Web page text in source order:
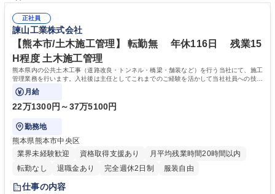
正社員
諫山工業株式会社
【熊本市/土木施工管理】 転勤無 年休116日 残業15
H程度 土木施工管理
熊本県内の公共土木工事（道路改良・トンネル・橋梁・舗装など）を行う当社にて、施工
管理業務を行います。入社後は主任としてこれまでのご経験を活かして当社社員への技術
伝承や育成を期待いたします。
月給
22万1300円～37万5100円
勤務地
熊本県熊本市中央区
業界未経験歓迎
資格取得支援あり
月平均残業時間20時間以内
転勤なし
退職金あり 完全週休2日制 服装自由
仕事の内容